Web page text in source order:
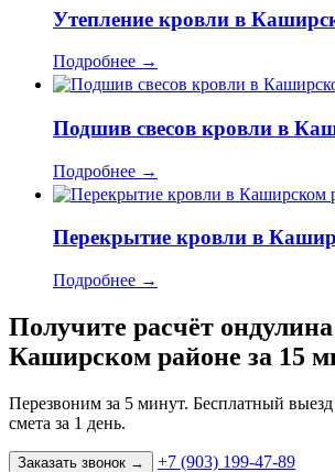
Утепление кровли в
Подробнее →
Подшив свесов кровли в
Подробнее →
Перекрытие кровли в
Подробнее →
Получите расчёт
Каширском районе за 15
Перезвоним за 5 минут. Бесплатный
смета за 1 день.
Заказать звонок →
+7 (903) 199-47-89